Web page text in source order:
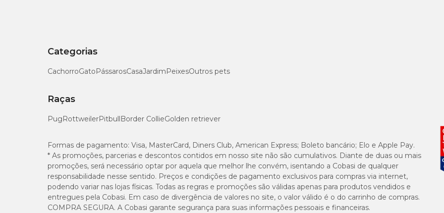
formulação mais adequada para cada caso.
Na Cobasi, você encontra as principais linhas de rações terapêuticas veterinárias
Doenças renais
alterações intestinais ou intolerâncias alimentares.
Problemas hepáticos: rações formuladas para apoiar o metabolismo hepático e oferecer nutrientes de fácil
digestão.
Condições urinárias : alimentos voltados ao suporte nutricional de cães com tendência à formação de
cálculos urinários.
Quais são as categorias de ração para cachorro e como cada uma funciona?
Além dos tipos de alimento (seca, úmida, natural ou terapêutica), as rações para cães também são classificadas pela
qualidade nutricional.
Categorias
CachorroGatoPássarosCasaJardimPeixesOutros pets
Raças
PugRottweilerPitbullBorder CollieGolden retriever
Formas de pagamento: Visa, MasterCard, Diners Club, American Express; Boleto bancário; Elo e Apple Pay.
* As promoções, parcerias e descontos contidos em nosso site não são cumulativos. Diante de duas ou mais
promoções, será necessário optar por aquela que melhor lhe convém, isentando a Cobasi de qualquer
responsabilidade nesse sentido. Preços e condições de pagamento exclusivos para compras via internet,
podendo variar nas lojas físicas. Todas as regras e promoções são válidas apenas para produtos vendidos e
entregues pela Cobasi. Em caso de divergência de valores no site, o valor válido é o do carrinho de compras.
COMPRA SEGURA. A Cobasi garante segurança para suas informações pessoais e financeiras.